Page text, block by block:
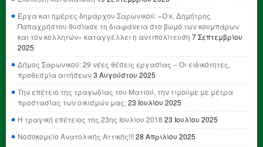
Έργα και ημέρες δημάρχου Σαρωνικού: «Ο κ. Δημήτρης
Παπαχρήστου θυσίασε τη διαφάνεια στο βωμό των κουμπάρων
και τον κολλητών» καταγγέλλει η αντιπολίτευση 7 Σεπτεμβρίου
2025
Δήμος Σαρωνικού: 29 νέες θέσεις εργασίας – Οι ειδικότητες,
προθεσμία αιτήσεων3 Αυγούστου 2025
Την επέτειο της τραγωδίας του Ματιού, την τιμούμε με μέτρα
προστασίας των οικισμών μας;23 Ιουλίου 2025
Η τραγική επέτειος της 23ης Ιουλίου 2018 23 Ιουλίου 2025
Νοσοκομείο Ανατολικής Αττικής!!! 28 Απριλίου 2025